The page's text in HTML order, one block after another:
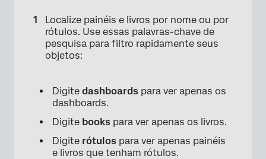
Localize painéis e livros por nome ou por
rótulos. Use essas palavras-chave de
pesquisa para filtro rapidamente seus
objetos:
Digite dashboards para ver apenas os
dashboards.
Digite books para ver apenas os livros.
Digite rótulos para ver apenas painéis
e livros que tenham rótulos.